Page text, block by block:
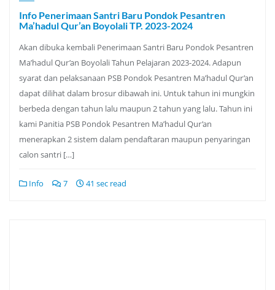
Info Penerimaan Santri Baru Pondok Pesantren
Ma’hadul Qur’an Boyolali TP. 2023-2024
Akan dibuka kembali Penerimaan Santri Baru Pondok Pesantren
Ma’hadul Qur’an Boyolali Tahun Pelajaran 2023-2024. Adapun
syarat dan pelaksanaan PSB Pondok Pesantren Ma’hadul Qur’an
dapat dilihat dalam brosur dibawah ini. Untuk tahun ini mungkin
berbeda dengan tahun lalu maupun 2 tahun yang lalu. Tahun ini
kami Panitia PSB Pondok Pesantren Ma’hadul Qur’an
menerapkan 2 sistem dalam pendaftaran maupun penyaringan
calon santri […]
Info 7 41 sec read